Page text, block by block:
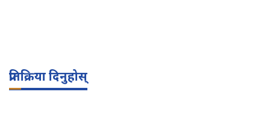
प्रतिक्रिया दिनुहोस्